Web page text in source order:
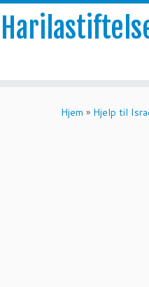
Hjem » Hjelp til